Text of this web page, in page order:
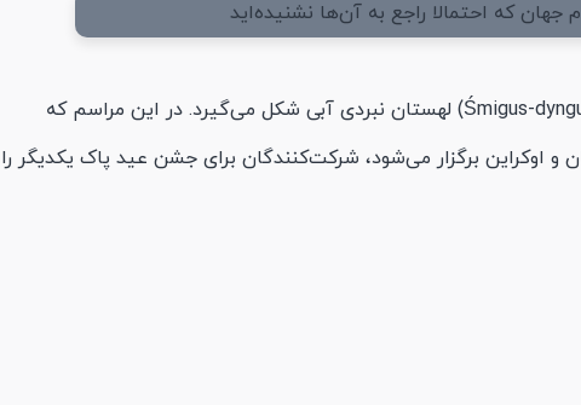
در دوشنبه خیسِ سمیگوس دینگوسِ (Śmigus-dyngus) لهستان نبردی آبی شکل می‌گیرد. در این مراسم که
و اوکراین برگزار می‌شود، شرکت‌کنندگان برای جشن عید پاک یکدیگر را